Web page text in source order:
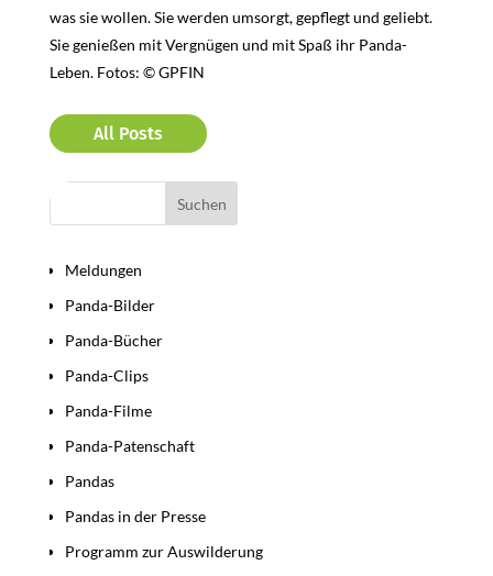
was sie wollen. Sie werden umsorgt, gepflegt und geliebt.
Sie genießen mit Vergnügen und mit Spaß ihr Panda-
Leben. Fotos: © GPFIN
All Posts
Meldungen
Panda-Bilder
Panda-Bücher
Panda-Clips
Panda-Filme
Panda-Patenschaft
Pandas
Pandas in der Presse
Programm zur Auswilderung